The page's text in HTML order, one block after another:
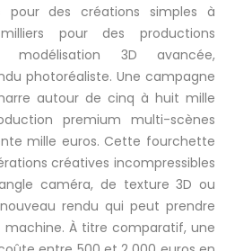
pour des créations simples à
pour des productions
modélisation 3D avancée,
photoréaliste. Une campagne
autour de cinq à huit mille
premium multi-scènes
mille euros. Cette fourchette
créatives incompressibles
caméra, de texture 3D ou
rendu qui peut prendre
machine. À titre comparatif, une